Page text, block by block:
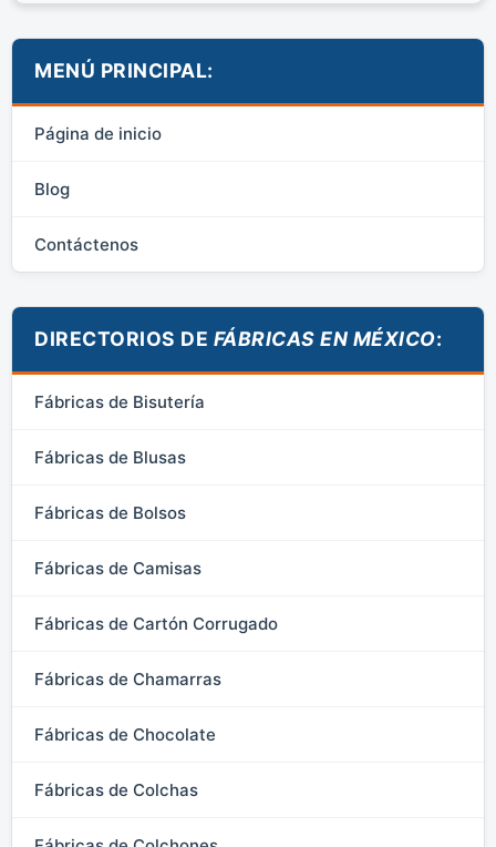
MENÚ PRINCIPAL:
Página de inicio
Blog
Contáctenos
DIRECTORIOS DE FÁBRICAS EN MÉXICO:
Fábricas de Bisutería
Fábricas de Blusas
Fábricas de Bolsos
Fábricas de Camisas
Fábricas de Cartón Corrugado
Fábricas de Chamarras
Fábricas de Chocolate
Fábricas de Colchas